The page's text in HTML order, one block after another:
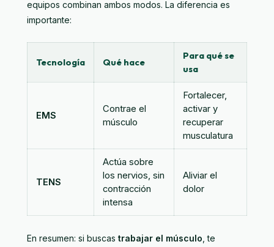
equipos combinan ambos modos. La diferencia es
importante:
Tecnología Qué hace
Para qué se
usa
EMS
Contrae el
músculo
Fortalecer,
activar y
recuperar
musculatura
TENS
Actúa sobre
los nervios, sin
contracción
intensa
Aliviar el
dolor
En resumen: si buscas trabajar el músculo , te